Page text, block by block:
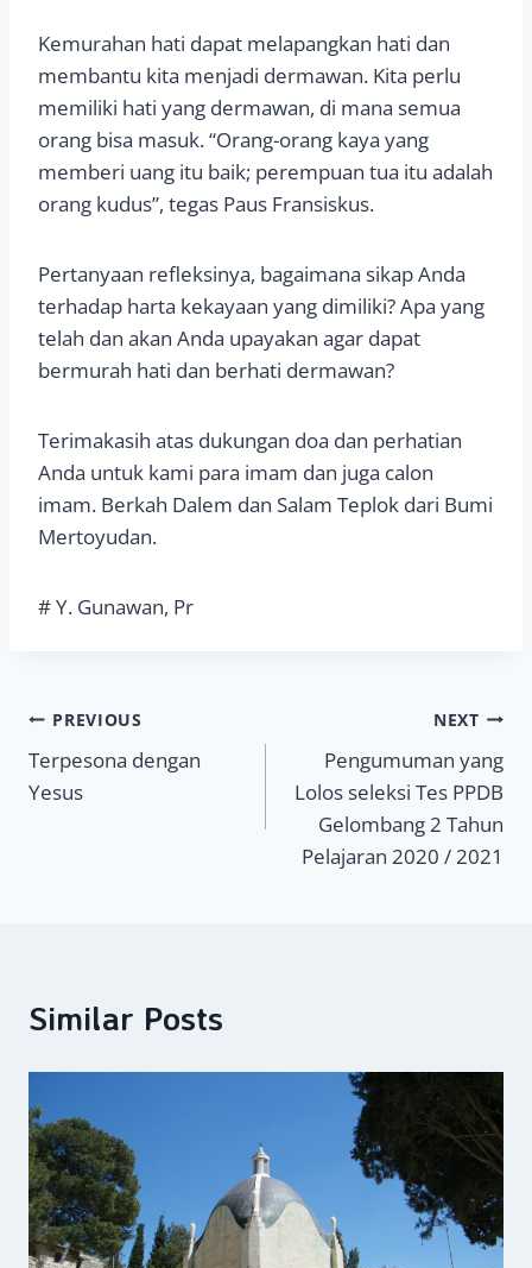
Kemurahan hati dapat melapangkan hati dan
membantu kita menjadi dermawan. Kita perlu
memiliki hati yang dermawan, di mana semua
orang bisa masuk. “Orang-orang kaya yang
memberi uang itu baik; perempuan tua itu adalah
orang kudus”, tegas Paus Fransiskus.
Pertanyaan refleksinya, bagaimana sikap Anda
terhadap harta kekayaan yang dimiliki? Apa yang
telah dan akan Anda upayakan agar dapat
bermurah hati dan berhati dermawan?
Terimakasih atas dukungan doa dan perhatian
Anda untuk kami para imam dan juga calon
imam. Berkah Dalem dan Salam Teplok dari Bumi
Mertoyudan.
# Y. Gunawan, Pr
Navigasi
pos
PREVIOUS
Terpesona dengan
Yesus
NEXT
Pengumuman yang
Lolos seleksi Tes PPDB
Gelombang 2 Tahun
Pelajaran 2020 / 2021
Similar Posts